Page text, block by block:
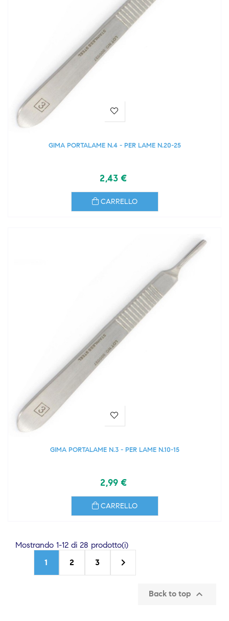
GIMA PORTALAME N.4 - PER LAME N.20-25
2,43 €
CARRELLO
GIMA PORTALAME N.3 - PER LAME N.10-15
2,99 €
CARRELLO
Mostrando 1-12 di 28 prodotto(i)
1
2 3 
Back to top 